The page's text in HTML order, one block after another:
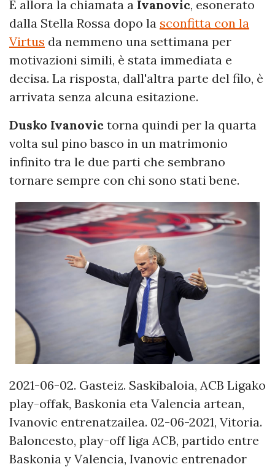
E allora la chiamata a Ivanovic, esonerato
dalla Stella Rossa dopo la sconfitta con la
Virtus da nemmeno una settimana per
motivazioni simili, è stata immediata e
decisa. La risposta, dall'altra parte del filo, è
arrivata senza alcuna esitazione.
Dusko Ivanovic torna quindi per la quarta
volta sul pino basco in un matrimonio
infinito tra le due parti che sembrano
tornare sempre con chi sono stati bene.
2021-06-02. Gasteiz. Saskibaloia, ACB Ligako
play-offak, Baskonia eta Valencia artean,
Ivanovic entrenatzailea. 02-06-2021, Vitoria.
Baloncesto, play-off liga ACB, partido entre
Baskonia y Valencia, Ivanovic entrenador